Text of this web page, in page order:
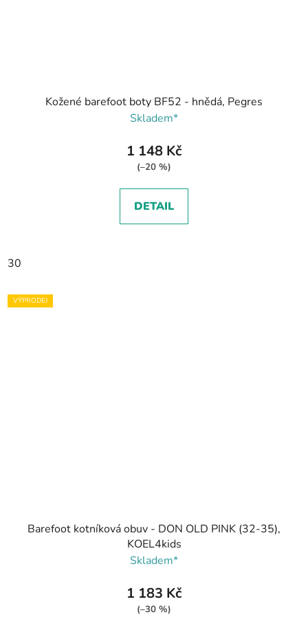
Kožené barefoot boty BF52 - hnědá, Pegres
Skladem*
1 148 Kč
(–20 %)
DETAIL
30
VÝPRODEJ
Barefoot kotníková obuv - DON OLD PINK (32-35),
KOEL4kids
Skladem*
1 183 Kč
(–30 %)